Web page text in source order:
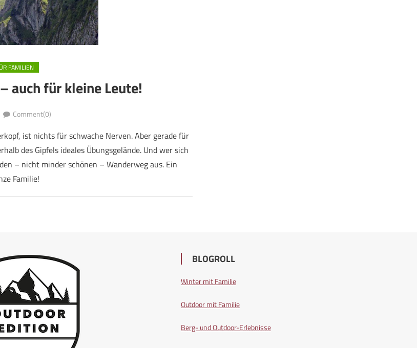
FAMILIEN
auch für kleine Leute!
Comment(0)
ist nichts für schwache Nerven. Aber gerade für
des Gipfels ideales Übungsgelände. Und wer sich
– nicht minder schönen – Wanderweg aus. Ein
Familie!
BLOGROLL
Winter mit Familie
Outdoor mit Familie
Berg- und Outdoor-Erlebnisse